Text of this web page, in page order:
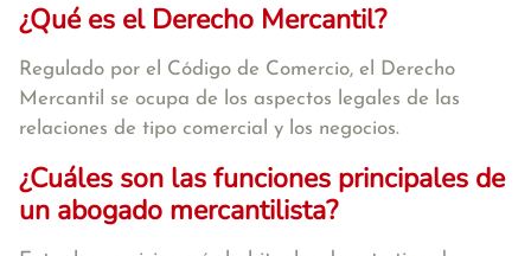
¿Qué es el Derecho Mercantil?
Regulado por el Código de Comercio, el Derecho
Mercantil se ocupa de los aspectos legales de las
relaciones de tipo comercial y los negocios.
¿Cuáles son las funciones principales de
un abogado mercantilista?